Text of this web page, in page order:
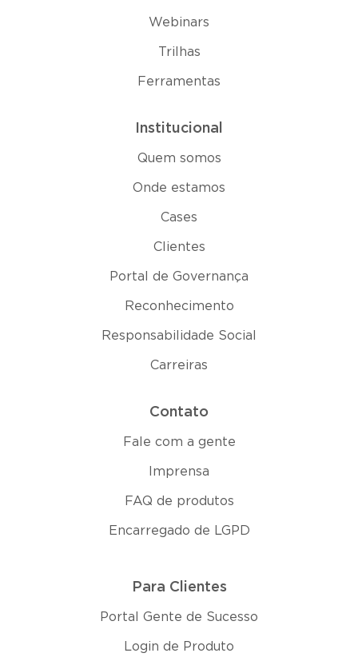
Webinars
Trilhas
Ferramentas
Institucional
Quem somos
Onde estamos
Cases
Clientes
Portal de Governança
Reconhecimento
Responsabilidade Social
Carreiras
Contato
Fale com a gente
Imprensa
FAQ de produtos
Encarregado de LGPD
Para Clientes
Portal Gente de Sucesso
Login de Produto